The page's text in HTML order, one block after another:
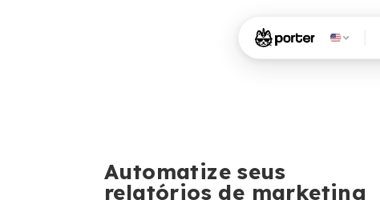
Automatize seus
relatórios de marketing